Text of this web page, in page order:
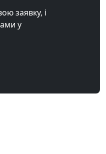
заявку, і
у